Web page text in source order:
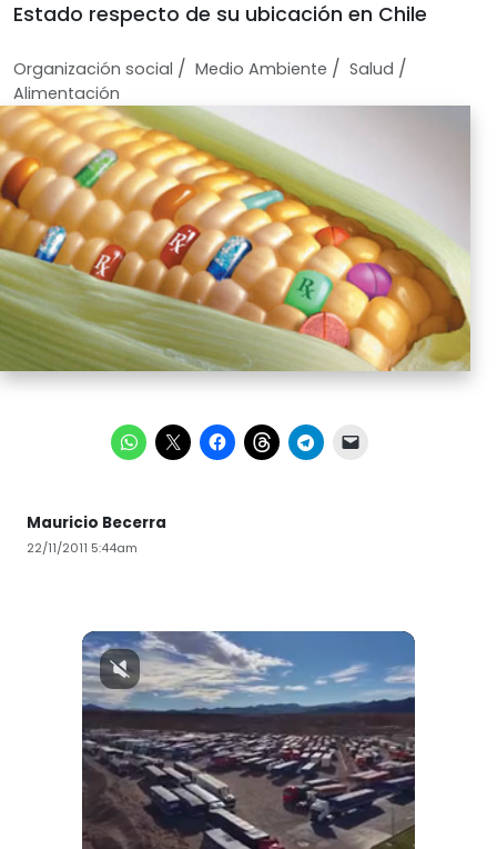
Estado respecto de su ubicación en Chile
Organización social / Medio Ambiente / Salud /
Alimentación
Mauricio Becerra
22/11/2011 5:44am